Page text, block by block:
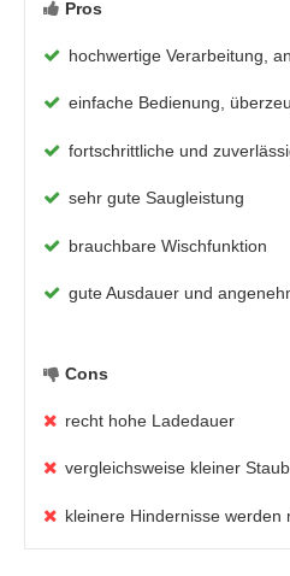
Pros
hochwertige Verarbeitung,
einfache Bedienung,
fortschrittliche und
sehr gute Saugleistung
brauchbare Wischfunktion
gute Ausdauer und
Cons
recht hohe Ladedauer
vergleichsweise kleiner
kleinere Hindernisse werden